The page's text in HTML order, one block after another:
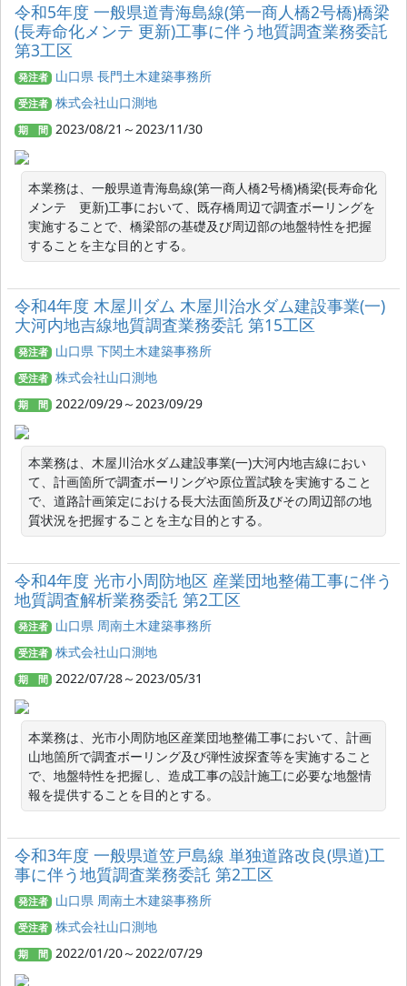
令和5年度 一般県道青海島線(第一商人橋2号橋)橋梁
(長寿命化メンテ 更新)工事に伴う地質調査業務委託
第3工区
発注者 山口県 長門土木建築事務所
受注者 株式会社山口測地
期 間 2023/08/21～2023/11/30
本業務は、一般県道青海島線(第一商人橋2号橋)橋梁(長寿命化
メンテ　更新)工事において、既存橋周辺で調査ボーリングを
実施することで、橋梁部の基礎及び周辺部の地盤特性を把握
することを主な目的とする。
令和4年度 木屋川ダム 木屋川治水ダム建設事業(一)
大河内地吉線地質調査業務委託 第15工区
発注者 山口県 下関土木建築事務所
受注者 株式会社山口測地
期 間 2022/09/29～2023/09/29
本業務は、木屋川治水ダム建設事業(一)大河内地吉線におい
て、計画箇所で調査ボーリングや原位置試験を実施すること
で、道路計画策定における長大法面箇所及びその周辺部の地
質状況を把握することを主な目的とする。
令和4年度 光市小周防地区 産業団地整備工事に伴う
地質調査解析業務委託 第2工区
発注者 山口県 周南土木建築事務所
受注者 株式会社山口測地
期 間 2022/07/28～2023/05/31
本業務は、光市小周防地区産業団地整備工事において、計画
山地箇所で調査ボーリング及び弾性波探査等を実施すること
で、地盤特性を把握し、造成工事の設計施工に必要な地盤情
報を提供することを目的とする。
令和3年度 一般県道笠戸島線 単独道路改良(県道)工
事に伴う地質調査業務委託 第2工区
発注者 山口県 周南土木建築事務所
受注者 株式会社山口測地
期 間 2022/01/20～2022/07/29